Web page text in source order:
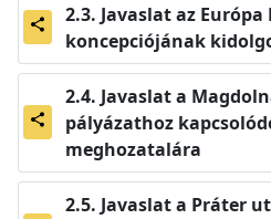
share
Javaslat az
koncepciójának
share
Javaslat a
pályázathoz
meghozatalára
Javaslat a Práter